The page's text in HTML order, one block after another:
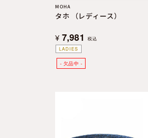
LADIES
MOHA
タホ （レディース）
¥ 7,981
税込